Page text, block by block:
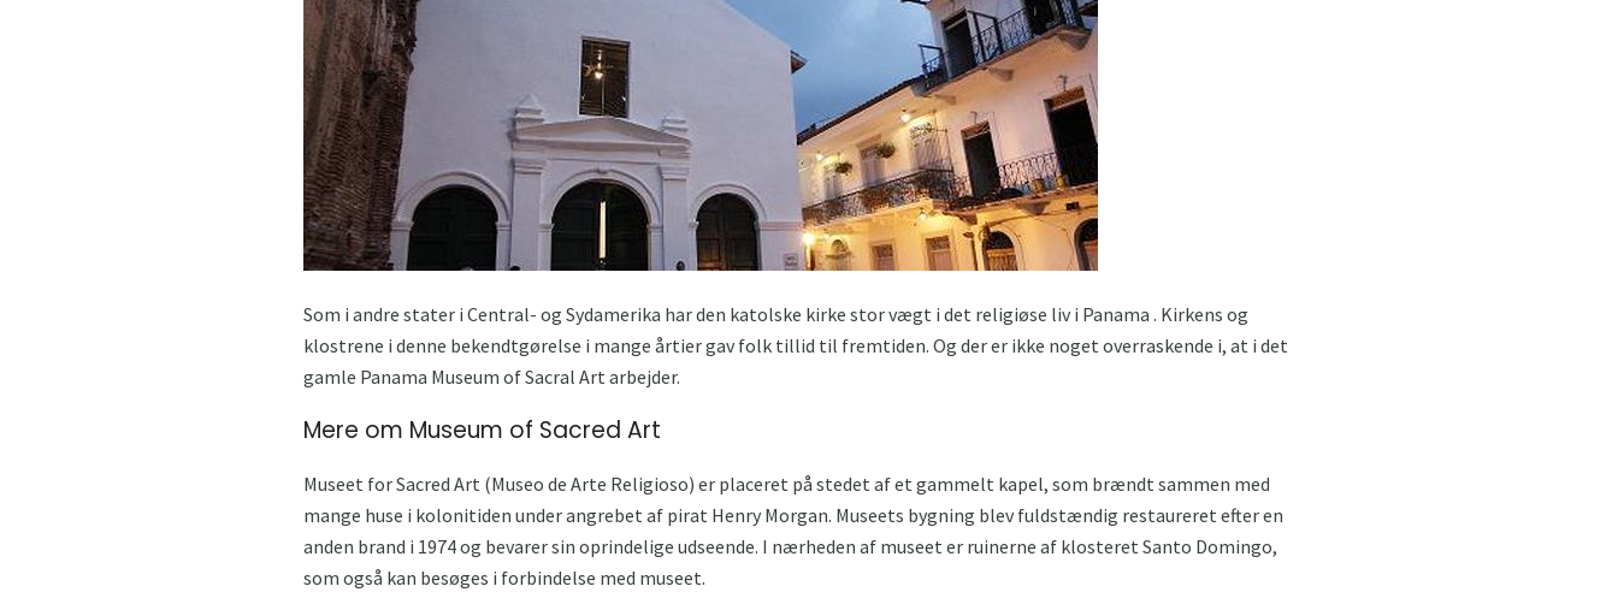
Som i andre stater i Central- og Sydamerika har den katolske kirke stor vægt i det religiøse liv i Panama . Kirkens og
klostrene i denne bekendtgørelse i mange årtier gav folk tillid til fremtiden. Og der er ikke noget overraskende i, at i det
gamle Panama Museum of Sacral Art arbejder.
Mere om Museum of Sacred Art
Museet for Sacred Art (Museo de Arte Religioso) er placeret på stedet af et gammelt kapel, som brændt sammen med
mange huse i kolonitiden under angrebet af pirat Henry Morgan. Museets bygning blev fuldstændig restaureret efter en
anden brand i 1974 og bevarer sin oprindelige udseende. I nærheden af ​​museet er ruinerne af klosteret Santo Domingo,
som også kan besøges i forbindelse med museet.